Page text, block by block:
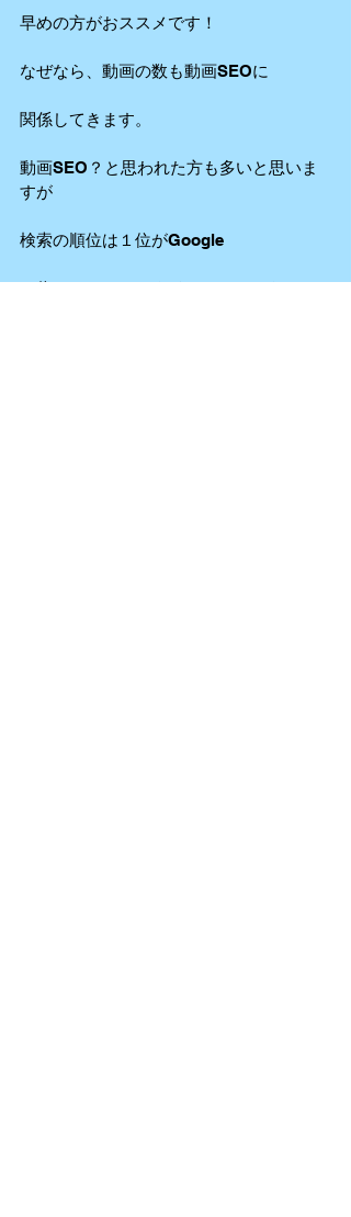
早めの方がおススメです！
なぜなら、動画の数も動画SEOに
関係してきます。
動画SEO？と思われた方も多いと思いま
すが
検索の順位は１位がGoogle
２位はYahoo!ではなく、YouTubeなんで